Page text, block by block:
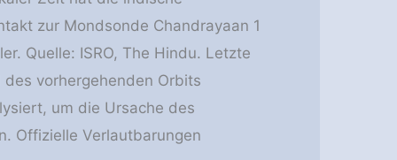
zur Mondsonde Chandrayaan 1
Quelle: ISRO, The Hindu. Letzte
vorhergehenden Orbits
um die Ursache des
Offizielle Verlautbarungen